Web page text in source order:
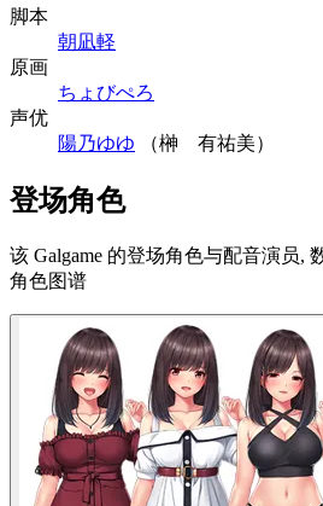
脚本
朝凪軽
原画
ちょびぺろ
声优
陽乃ゆゆ （榊 有祐美）
登场角色
该 Galgame 的登场角色与配音演员,
角色图谱